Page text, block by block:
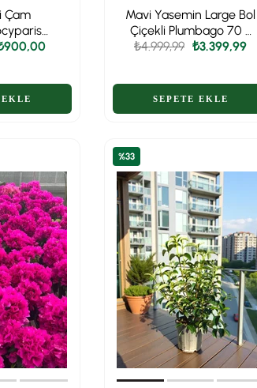
Çam
- 120 cm
Mavi Yasemin Large Bol
Çiçekli Plumbago 70 -
80 cm Ege Rüzgarı
₺3.399,99
₺4.999,99
%33